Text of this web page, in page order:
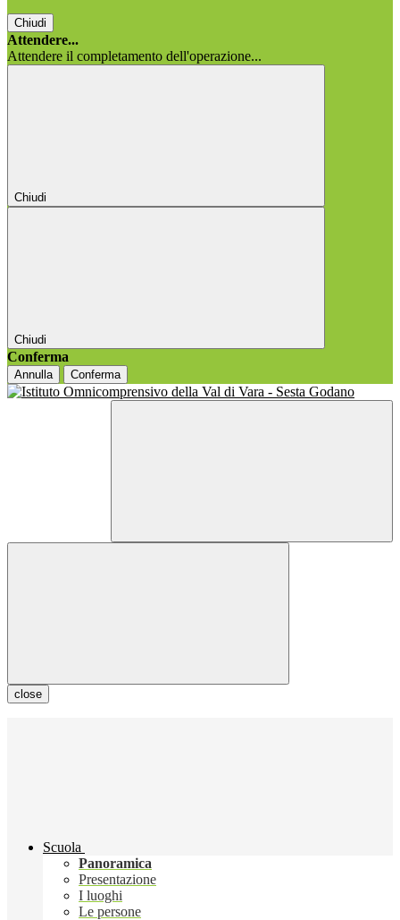
Chiudi
Attendere...
Attendere il completamento dell'operazione...
Chiudi
Chiudi
Conferma
Annulla Conferma
close
Scuola
Panoramica
Presentazione
I luoghi
Le persone